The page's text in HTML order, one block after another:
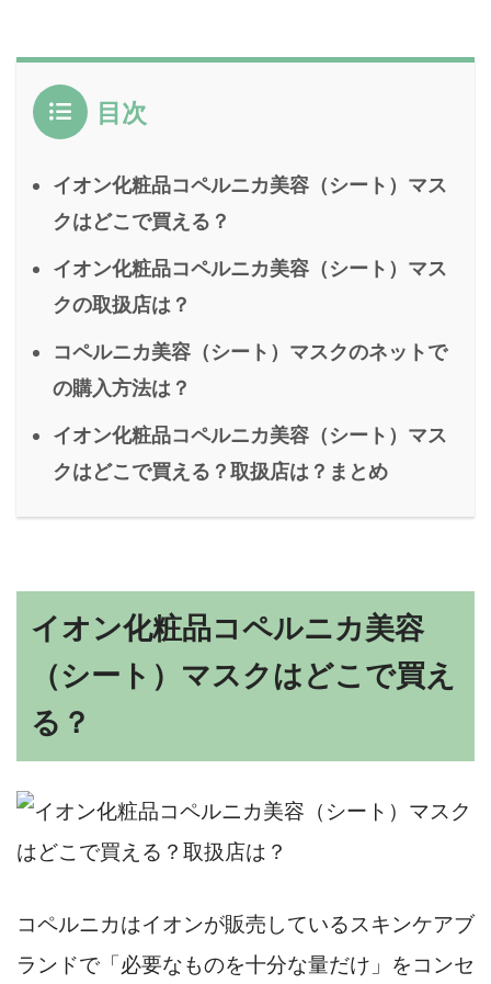
目次
イオン化粧品コペルニカ美容（シート）マス
クはどこで買える？
イオン化粧品コペルニカ美容（シート）マス
クの取扱店は？
コペルニカ美容（シート）マスクのネットで
の購入方法は？
イオン化粧品コペルニカ美容（シート）マス
クはどこで買える？取扱店は？まとめ
イオン化粧品コペルニカ美容
（シート）マスクはどこで買え
る？
コペルニカはイオンが販売しているスキンケアブ
ランドで「必要なものを十分な量だけ」をコンセ